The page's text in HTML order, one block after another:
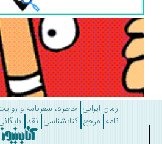
رمان ایرانی خاطره، سفرنامه و روایت
مرجع کتابشناسی نقد بایگانی